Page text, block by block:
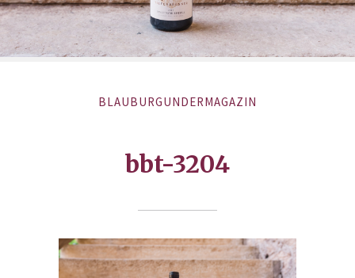
BLAUBURGUNDERMAGAZIN
bbt-3204